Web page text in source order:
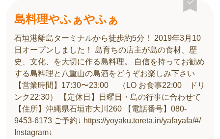
島料理やふぁやふぁ
石垣港離島ターミナルから徒歩約5分！ 2019年3月10
日オープンしました！ 島育ちの店主が島の食材、歴
史、文化、を大切に作る島料理。 自信を持ってお勧め
する島料理と八重山の島酒をどうぞお楽しみ下さい
【営業時間】17:30〜23:00 （LO お食事22:00 ドリ
ンク22:30） 【定休日】日曜日・島の行事に合わせて
【住所】沖縄県石垣市大川260 【電話番号】080-
9453-6173 ご予約↓ https://yoyaku.toreta.in/yafayafa/#/
Instagram↓